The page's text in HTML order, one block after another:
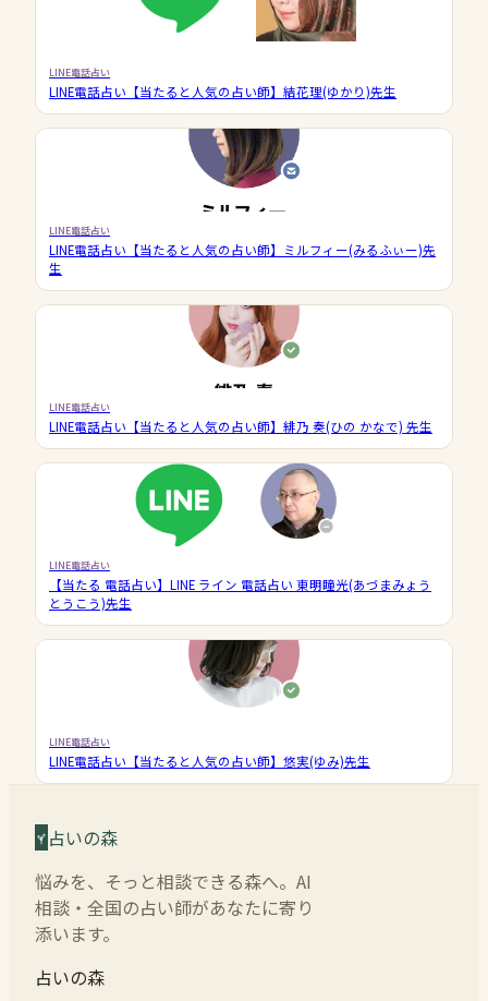
LINE電話占い
LINE電話占い【当たると人気の占い師】結花理(ゆかり)先生
LINE電話占い
LINE電話占い【当たると人気の占い師】ミルフィー(みるふぃー)先
生
LINE電話占い
LINE電話占い【当たると人気の占い師】緋乃 奏(ひの かなで) 先生
LINE電話占い
【当たる 電話占い】LINE ライン 電話占い 東明瞳光(あづまみょう
とうこう)先生
LINE電話占い
LINE電話占い【当たると人気の占い師】悠実(ゆみ)先生
占いの森
悩みを、そっと相談できる森へ。AI
相談・全国の占い師があなたに寄り
添います。
占いの森